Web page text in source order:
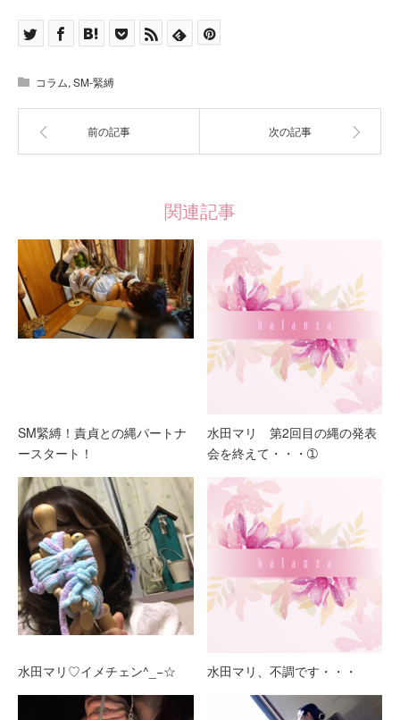
コラム, SM-緊縛
前の記事 次の記事
関連記事
SM緊縛！責貞との縄パートナ
ースタート！
水田マリ 第2回目の縄の発表
会を終えて・・・➀
水田マリ♡イメチェン^_−☆ 水田マリ、不調です・・・